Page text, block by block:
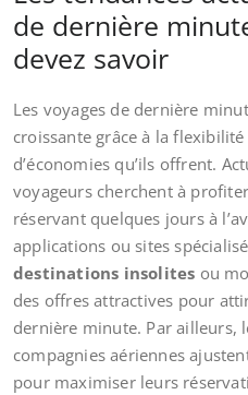
de dernière
devez savoir
Les voyages de dernière
croissante grâce à la
d’économies qu’ils offrent.
voyageurs cherchent à
réservant quelques jours à
applications ou sites
destinations insolites ou
des offres attractives pour
dernière minute. Par ailleurs,
compagnies aériennes
pour maximiser leurs